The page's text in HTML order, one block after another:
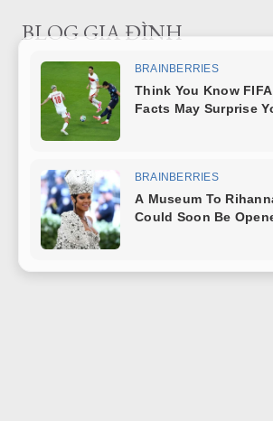
Chuyển đến nội dung chính
BLOG GIA ĐÌNH